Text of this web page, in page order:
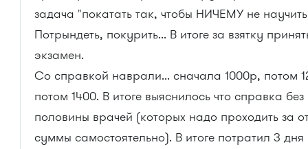
задача "покатать так, чтобы НИЧЕМУ не
Потрындеть, покурить... В итоге за взятку
экзамен.
Со справкой наврали... сначала 1000р, потом
потом 1400. В итоге выяснилось что справка без
половины врачей (которых надо проходить за
суммы самостоятельно). В итоге потратил 3